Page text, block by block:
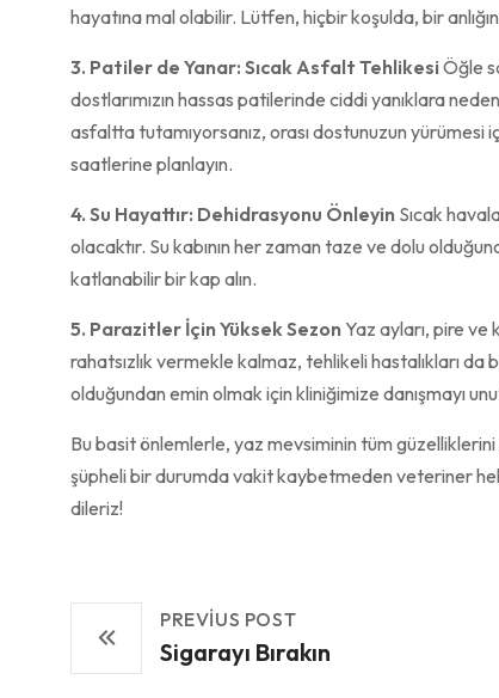
hayatına mal olabilir. Lütfen, hiçbir koşulda, bir
3. Patiler de Yanar: Sıcak Asfalt Tehlikesi Öğle
dostlarımızın hassas patilerinde ciddi yanıklara
asfaltta tutamıyorsanız, orası dostunuzun yürümesi
saatlerine planlayın.
4. Su Hayattır: Dehidrasyonu Önleyin Sıcak
olacaktır. Su kabının her zaman taze ve dolu
katlanabilir bir kap alın.
5. Parazitler İçin Yüksek Sezon Yaz ayları, pire
rahatsızlık vermekle kalmaz, tehlikeli hastalıkları da
olduğundan emin olmak için kliniğimize danışmayı
Bu basit önlemlerle, yaz mevsiminin tüm
şüpheli bir durumda vakit kaybetmeden veteriner
dileriz!
PREVIUS POST
Sigarayı Bırakın